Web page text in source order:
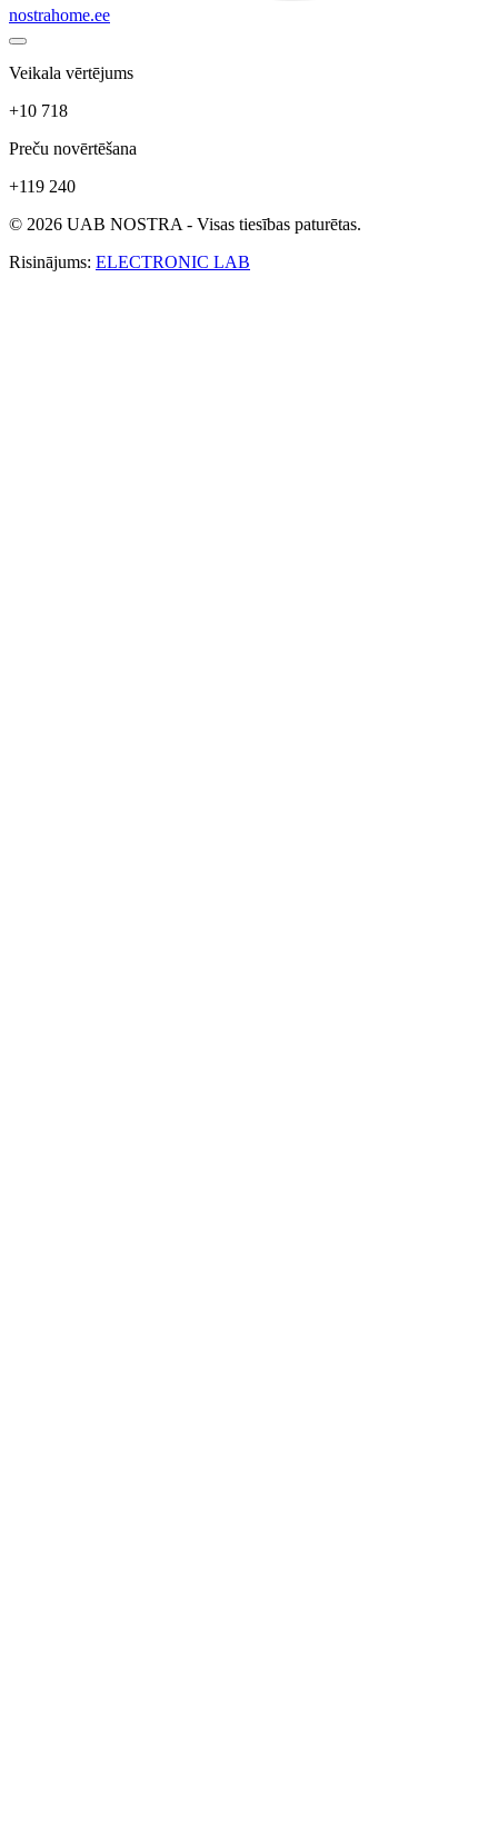
nostrahome.ee
Veikala vērtējums
+10 718
Preču novērtēšana
+119 240
© 2026 UAB NOSTRA - Visas tiesības paturētas.
Risinājums: ELECTRONIC LAB